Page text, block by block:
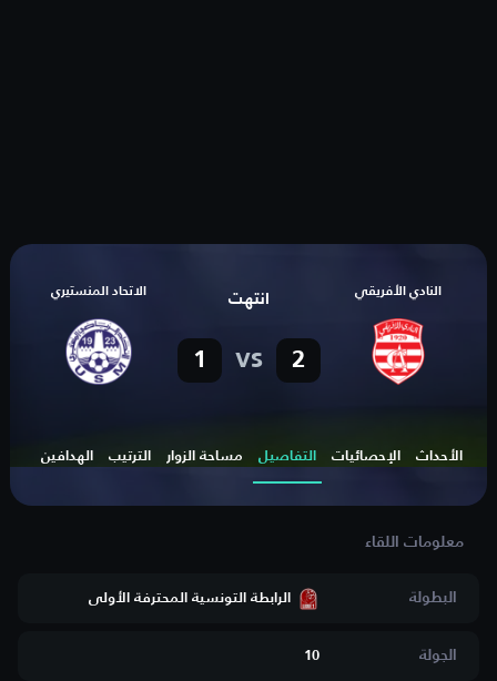
النادي الأفريقي انتهت
2
vs
1
الاتحاد المنستيري
الأحداث الإحصائيات التفاصيل مساحة الزوار الترتيب الهدافين
البطولة الرابطة التونسية المحترفة الأولى
الجولة 10